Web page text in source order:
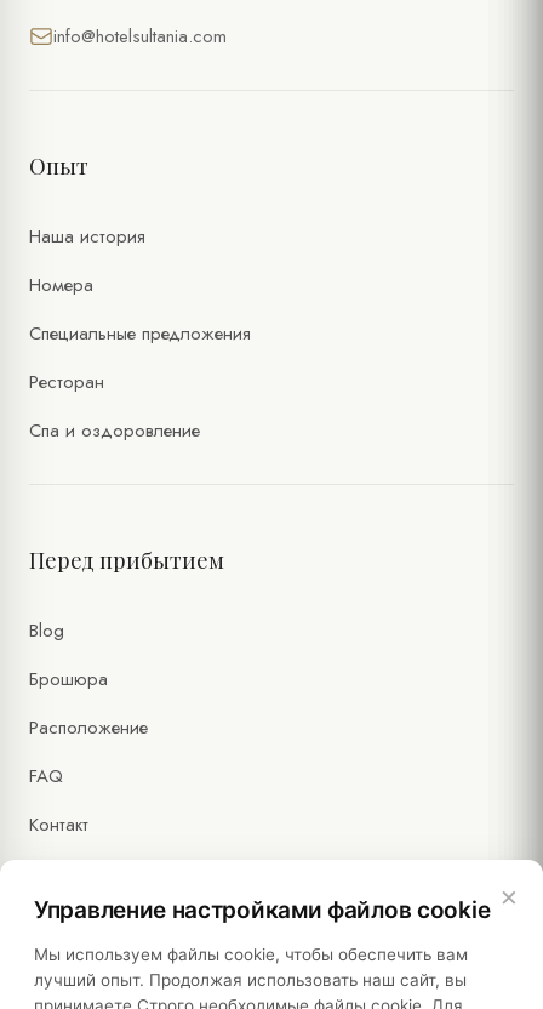
info@hotelsultania.com
Опыт
Наша история
Номера
Специальные предложения
Ресторан
Спа и оздоровление
Перед прибытием
Blog
Брошюра
Расположение
FAQ
Контакт
Правовая информация
×
Управление настройками файлов cookie
Мы используем файлы cookie, чтобы обеспечить вам
лучший опыт. Продолжая использовать наш сайт, вы